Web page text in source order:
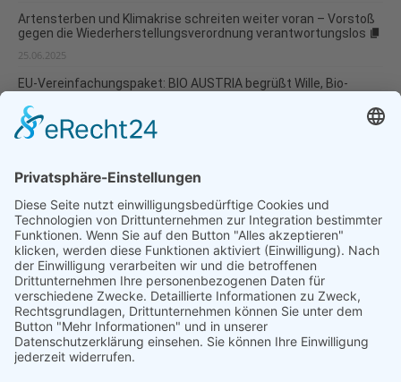
Artensterben und Klimakrise schreiten weiter voran – Vorstoß
gegen die Wiederherstellungsverordnung verantwortungslos
25.06.2025
EU-Vereinfachungspaket: BIO AUSTRIA begrüßt Wille, Bio-
15.05.2025